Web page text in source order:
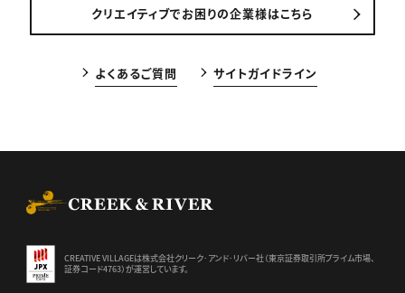
クリエイティブでお困りの企業様はこちら
よくあるご質問 サイトガイドライン
CREATIVE VILLAGEは株式会社クリーク･アンド･リバー社（東京証券取引所プライム市場、
証券コード4763）が運営しています。